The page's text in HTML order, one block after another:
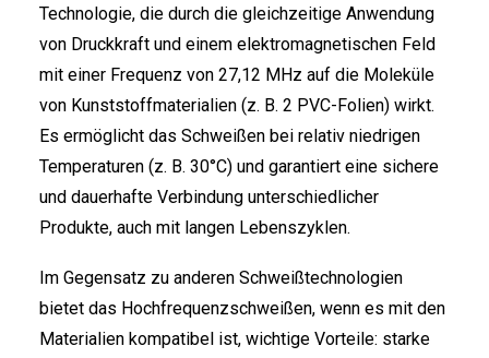
ITALIANO
ENGLISH
Technologie, die durch die gleichzeitige Anwendung
von Druckkraft und einem elektromagnetischen Feld
mit einer Frequenz von 27,12 MHz auf die Moleküle
von Kunststoffmaterialien (z. B. 2 PVC-Folien) wirkt.
Es ermöglicht das Schweißen bei relativ niedrigen
Temperaturen (z. B. 30°C) und garantiert eine sichere
und dauerhafte Verbindung unterschiedlicher
Produkte, auch mit langen Lebenszyklen.
Im Gegensatz zu anderen Schweißtechnologien
bietet das Hochfrequenzschweißen, wenn es mit den
Materialien kompatibel ist, wichtige Vorteile: starke